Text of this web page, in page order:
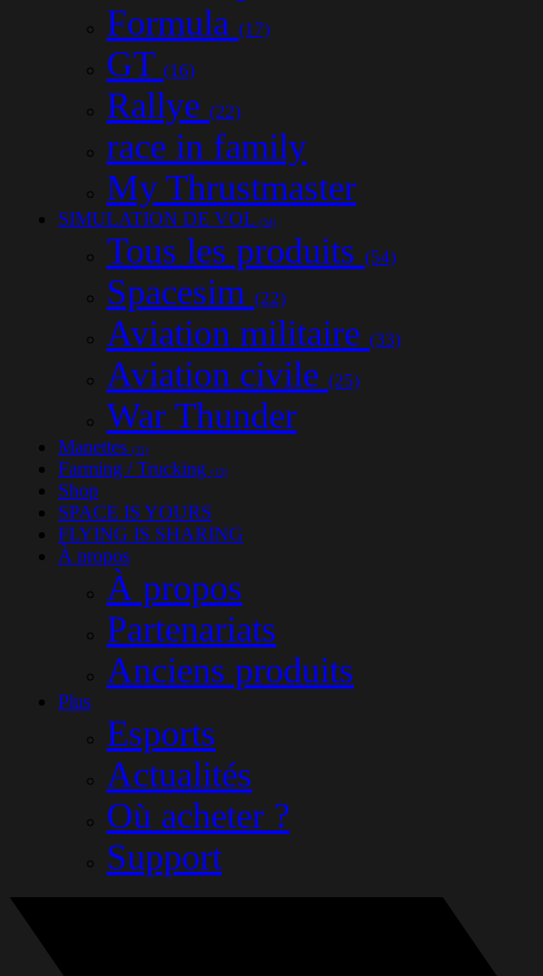
Formula (17)
GT (16)
Rallye (22)
race in family
My Thrustmaster
SIMULATION DE VOL (54)
Tous les produits (54)
Spacesim (22)
Aviation militaire (33)
Aviation civile (25)
War Thunder
Manettes (31)
Farming / Trucking (13)
Shop
SPACE IS YOURS
FLYING IS SHARING
À propos
À propos
Partenariats
Anciens produits
Plus
Esports
Actualités
Où acheter ?
Support